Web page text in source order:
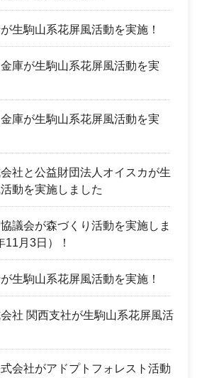
生駒山系花屏風活動を実施！
庫が生駒山系花屏風活動を実
庫が生駒山系花屏風活動を実
社と公益財団法人オイスカが生
動を実施しました
議会が森づくり活動を実施しま
11月3日）！
生駒山系花屏風活動を実施！
社 関西支社が生駒山系花屏風活
会社がアドプトフォレスト活動